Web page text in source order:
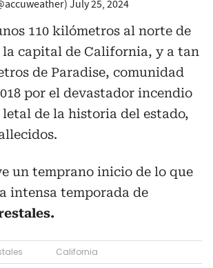
July 25, 2024
110 kilómetros al norte de
la capital de California, y a tan
de Paradise, comunidad
por el devastador incendio
letal de la historia del estado,
un temprano inicio de lo que
intensa temporada de
California